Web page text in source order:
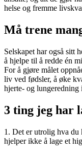
helse og fremme
Må trene
Selskapet har også sitt
å hjelpe til å redde én
For å gjøre målet
liv ved fødsler, å øke
hjerte- og lungeredning
3 ting jeg har
1. Det er utrolig hva du
hjelper ikke å lage et